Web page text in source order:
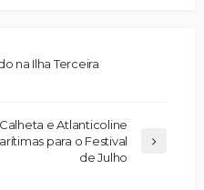
na Ilha Terceira
Calheta e Atlanticoline
para o Festival
de Julho